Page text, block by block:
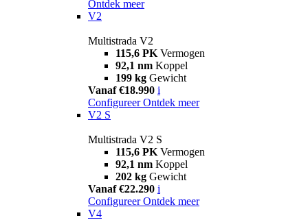
Ontdek meer
V2
Multistrada V2
115,6 PK Vermogen
92,1 nm Koppel
199 kg Gewicht
Vanaf €18.990 i
Configureer Ontdek meer
V2 S
Multistrada V2 S
115,6 PK Vermogen
92,1 nm Koppel
202 kg Gewicht
Vanaf €22.290 i
Configureer Ontdek meer
V4